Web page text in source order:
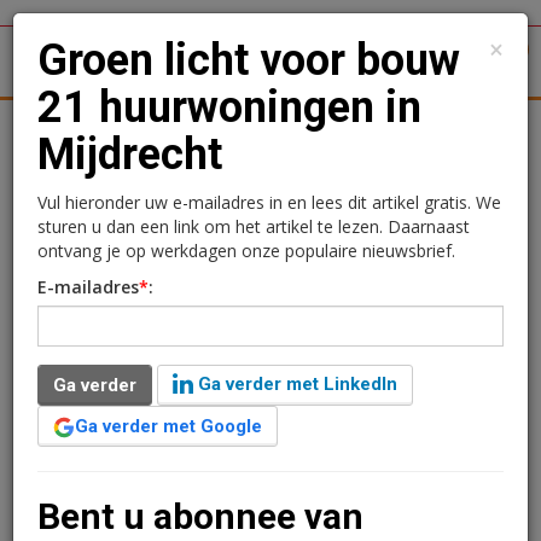
Woningmarkt Kantoren
Groen licht voor bouw 21
huurwoningen in
Mijdrecht
Sandra Lissenberg
26 augustus 2020 om 13:38
6 jaar geleden aangepast
2 minuten leestijd
Woningcorporatie mag aan de Prins Bernhardlaan in
bezwaar dat omwonden hadden gemaakt is door de
×
Groen licht voor bouw
21 huurwoningen in
Mijdrecht
Vul hieronder uw e-mailadres in en lees dit artikel gratis. We
sturen u dan een link om het artikel te lezen. Daarnaast
ontvang je op werkdagen onze populaire nieuwsbrief.
E-mailadres*:
Ga verder
Ga verder met LinkedIn
Ga verder met Google
Bent u abonnee van